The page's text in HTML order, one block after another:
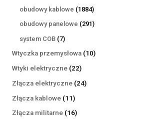
obudowy kablowe 18841884
produkty
obudowy panelowe 291291
system COB 77
produktów
Wtyczka przemysłowa 1010
Wtyki elektryczne 2222
produkty
Złącza elektryczne 2424
Złącza kablowe 1111
produktów
Złącza militarne 1616